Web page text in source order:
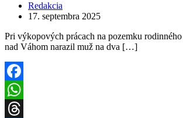
Redakcia
17. septembra 2025
Pri výkopových prácach na pozemku
nad Váhom narazil muž na dva […]
Facebook
WhatsApp